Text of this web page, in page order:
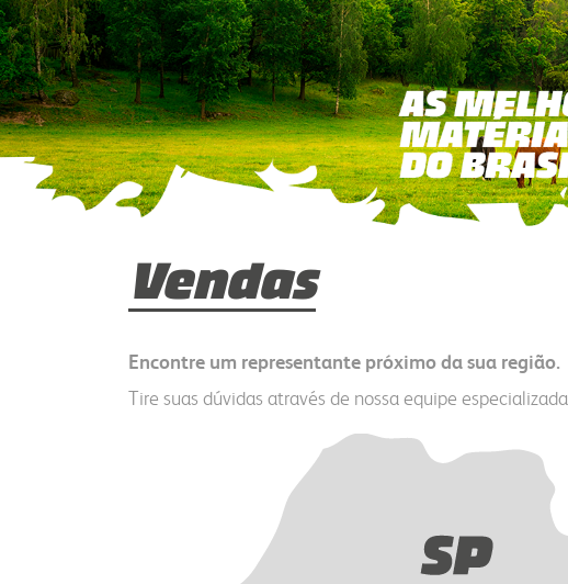
Vendas
Encontre um representante próximo da sua região.
Tire suas dúvidas através de nossa equipe especializada.